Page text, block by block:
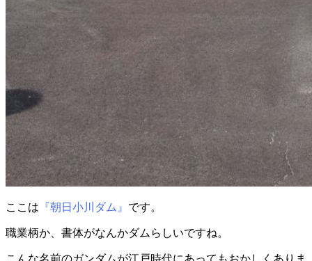
ここは 『朝日小川ダム』 です。
職業柄か、書体がなんかダムらしいですね。
こんな名前のガンダムが江戸時代にあってもおかしくありま